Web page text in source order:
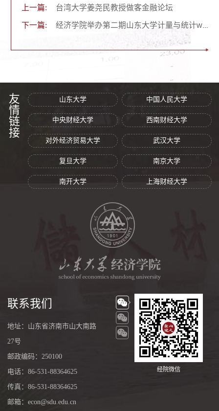
上一篇: 台湾大学姜尧民教授做客金融论坛
下一篇: 经济学院举办第二期山东大学计量与统计workshop
友情链接 山东大学 中国人民大学
中央财经大学 西南财经大学
对外经济贸易大学 武汉大学
复旦大学 南京大学
南开大学 上海财经大学
联系我们
地址：山东省济南市山大南路
27号
邮政编码：250100
电话：86-531-88364625
传真：86-531-88364625
邮箱：econ@sdu.edu.cn
经院微信